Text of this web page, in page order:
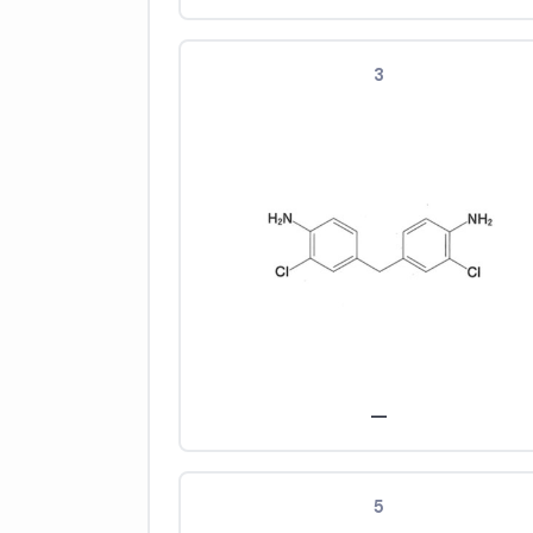
3
—
5